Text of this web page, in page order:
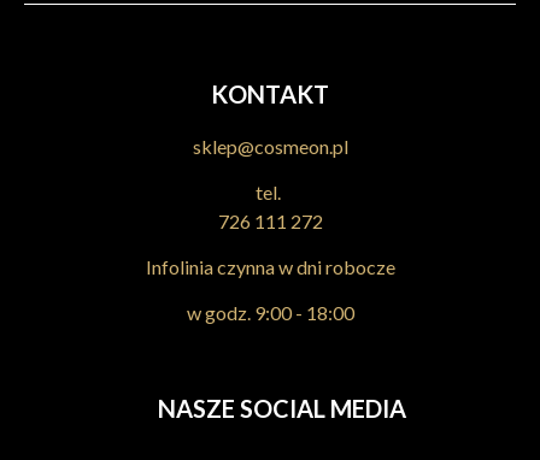
KONTAKT
sklep@cosmeon.pl
tel.
726 111 272
Infolinia czynna w dni robocze
w godz. 9:00 - 18:00
NASZE SOCIAL MEDIA